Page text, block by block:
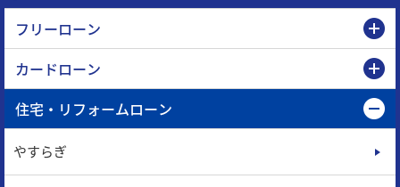
フリーローン
カードローン
住宅・リフォームローン
やすらぎ